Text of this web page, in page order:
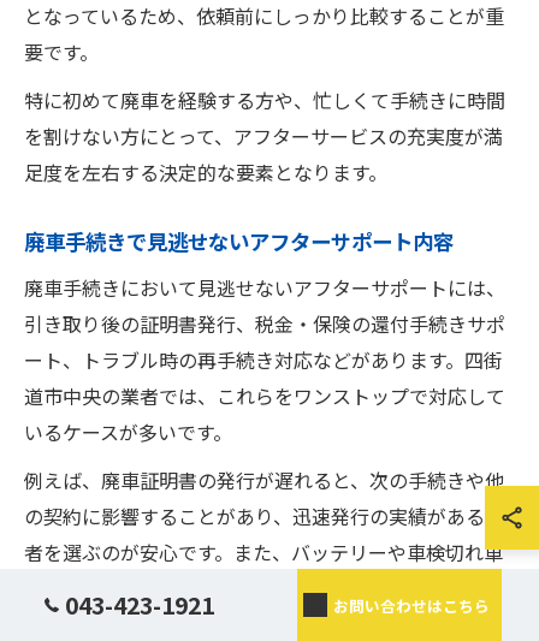
となっているため、依頼前にしっかり比較することが重
要です。
特に初めて廃車を経験する方や、忙しくて手続きに時間
を割けない方にとって、アフターサービスの充実度が満
足度を左右する決定的な要素となります。
廃車手続きで見逃せないアフターサポート内容
廃車手続きにおいて見逃せないアフターサポートには、
引き取り後の証明書発行、税金・保険の還付手続きサポ
ート、トラブル時の再手続き対応などがあります。四街
道市中央の業者では、これらをワンストップで対応して
いるケースが多いです。
例えば、廃車証明書の発行が遅れると、次の手続きや他
の契約に影響することがあり、迅速発行の実績がある業
者を選ぶのが安心です。また、バッテリーや車検切れ車
両、不動車の処分にも柔軟に対応できるかどうかも重要
なポイントです。
043-423-1921 お問い合わせはこちら